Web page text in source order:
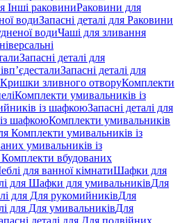
Інші раковиниРаковини для
водиЗапасні деталі для Раковини
водиЧаші для зливання
Запасні деталі для
Запасні деталі для
Кришки зливного отворуКомплекти
Комплекти умивальників із
із шафкоюЗапасні деталі для
шафкоюКомплекти умивальників
Комплекти умивальників із
умивальників із
Комплекти вбудованих
для ванної кімнатиШафки для
для Шафки для умивальниківДля
для Для рукомийниківДля
для Для умивальниківДля
деталі для Для подвійних